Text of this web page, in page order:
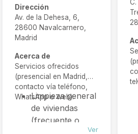
Dirección
Av. de la Dehesa, 6,
28600 Navalcarnero,
Madrid
Acerca de
Servicios ofrecidos
(presencial en Madrid,
contacto vía teléfono,
WhatsApp o web):
Limpieza general
de viviendas
(frecuente o
Ver